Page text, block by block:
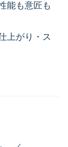
能も意匠も
上がり・ス